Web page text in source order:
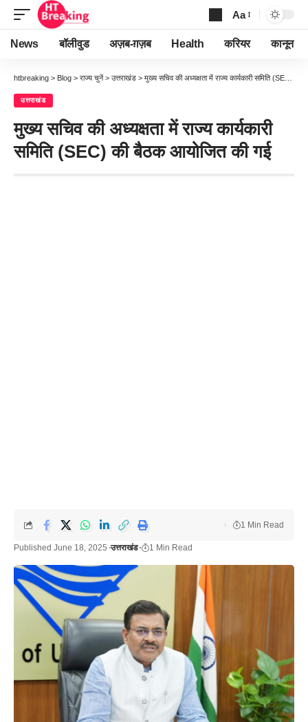
Font
Resizer
Aa
News बॉलीवुड अज़ब-ग़ज़ब Health करियर कानून
htbreaking > Blog > राज्य चुनें > उत्तराखंड > मुख्य सचिव की अध्यक्षता में राज्य कार्यकारी समिति (SEC) की बैठक आयोजित की गई
उत्तराखंड
मुख्य सचिव की अध्यक्षता में राज्य कार्यकारी
समिति (SEC) की बैठक आयोजित की गई
Published June 18, 2025 उत्तराखंड 1 Min Read
1 Min Read